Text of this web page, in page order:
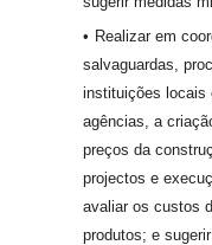
Realizar em
salvaguardas,
instituições locais
agências, a
preços da
projectos e
avaliar os custos
produtos; e